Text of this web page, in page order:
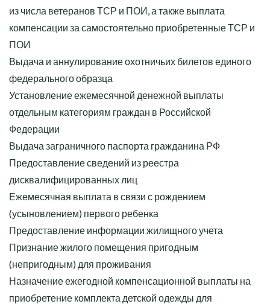
из числа ветеранов ТСР и ПОИ, а также выплата
компенсации за самостоятельно приобретенные ТСР и
ПОИ
Выдача и аннулирование охотничьих билетов единого
федерального образца
Установление ежемесячной денежной выплаты
отдельным категориям граждан в Российской
Федерации
Выдача заграничного паспорта гражданина РФ
Предоставление сведений из реестра
дисквалифицированных лиц
Ежемесячная выплата в связи с рождением
(усыновлением) первого ребенка
Предоставление информации жилищного учета
Признание жилого помещения пригодным
(непригодным) для проживания
Назначение ежегодной компенсационной выплаты на
приобретение комплекта детской одежды для